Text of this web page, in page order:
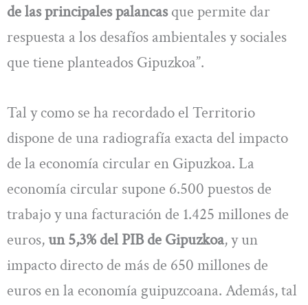
de las principales palancasque permite dar
respuesta a los desafíos ambientales y sociales
que tiene planteados Gipuzkoa”.
Tal y como se ha recordado el Territorio
dispone de una radiografía exacta del impacto
de la economía circular en Gipuzkoa. La
economía circular supone 6.500 puestos de
trabajo y una facturación de 1.425 millones de
euros,un 5,3% del PIB de Gipuzkoa, y un
impacto directo de más de 650 millones de
euros en la economía guipuzcoana. Además, tal